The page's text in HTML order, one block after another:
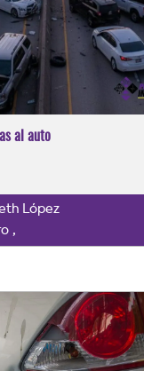
al auto
López
,